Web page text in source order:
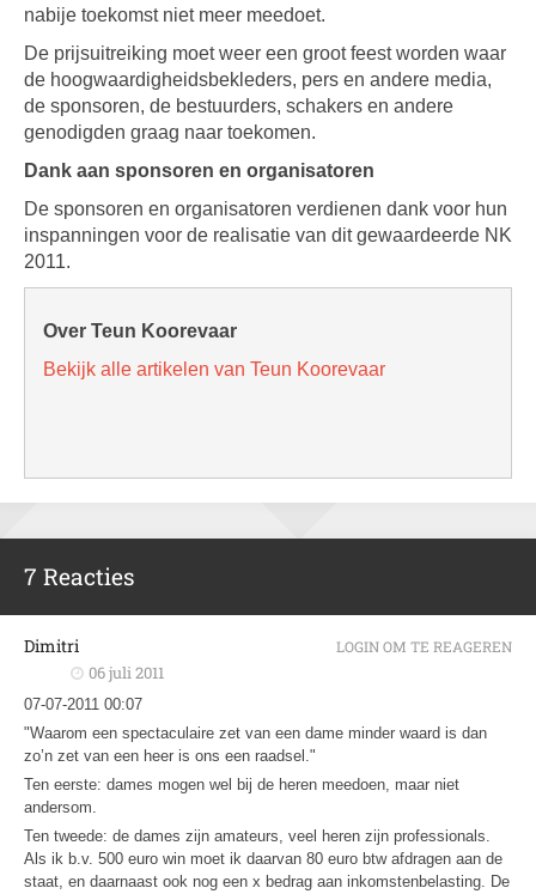
nabije toekomst niet meer meedoet.
De prijsuitreiking moet weer een groot feest worden waar
de hoogwaardigheidsbekleders, pers en andere media,
de sponsoren, de bestuurders, schakers en andere
genodigden graag naar toekomen.
Dank aan sponsoren en organisatoren
De sponsoren en organisatoren verdienen dank voor hun
inspanningen voor de realisatie van dit gewaardeerde NK
2011.
Over Teun Koorevaar
Bekijk alle artikelen van Teun Koorevaar
7 Reacties
Dimitri
06 juli 2011
07-07-2011 00:07
"Waarom een spectaculaire zet van een dame minder waard is dan
zo’n zet van een heer is ons een raadsel."
Ten eerste: dames mogen wel bij de heren meedoen, maar niet
andersom.
Ten tweede: de dames zijn amateurs, veel heren zijn professionals.
Als ik b.v. 500 euro win moet ik daarvan 80 euro btw afdragen aan de
staat, en daarnaast ook nog een x bedrag aan inkomstenbelasting. De
LOGIN OM TE REAGEREN